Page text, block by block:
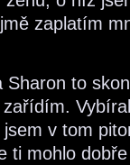
zaplatím
Sharon to
jsem v tom
ti mohlo